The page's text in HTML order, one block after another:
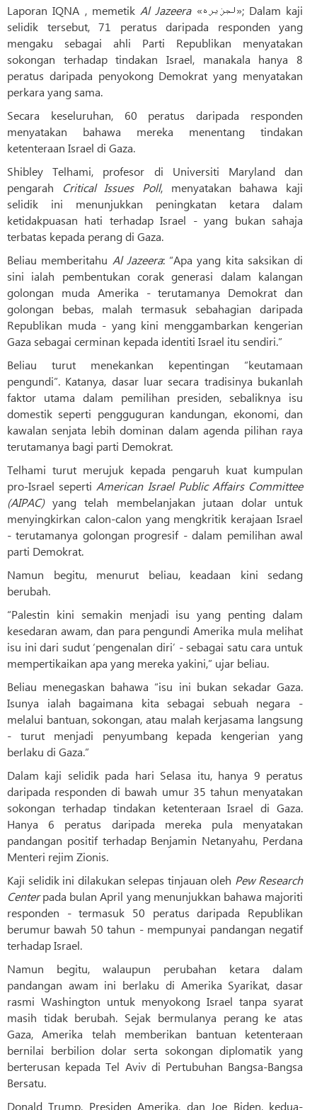
Laporan IQNA , memetik Al Jazeera «لجزیره»; Dalam kaji
selidik tersebut, 71 peratus daripada responden yang
mengaku sebagai ahli Parti Republikan menyatakan
sokongan terhadap tindakan Israel, manakala hanya 8
peratus daripada penyokong Demokrat yang menyatakan
perkara yang sama.
Secara keseluruhan, 60 peratus daripada responden
menyatakan bahawa mereka menentang tindakan
ketenteraan Israel di Gaza.
Shibley Telhami, profesor di Universiti Maryland dan
pengarah Critical Issues Poll, menyatakan bahawa kaji
selidik ini menunjukkan peningkatan ketara dalam
ketidakpuasan hati terhadap Israel - yang bukan sahaja
terbatas kepada perang di Gaza.
Beliau memberitahu Al Jazeera: “Apa yang kita saksikan di
sini ialah pembentukan corak generasi dalam kalangan
golongan muda Amerika - terutamanya Demokrat dan
golongan bebas, malah termasuk sebahagian daripada
Republikan muda - yang kini menggambarkan kengerian
Gaza sebagai cerminan kepada identiti Israel itu sendiri.”
Beliau turut menekankan kepentingan “keutamaan
pengundi”. Katanya, dasar luar secara tradisinya bukanlah
faktor utama dalam pemilihan presiden, sebaliknya isu
domestik seperti pengguguran kandungan, ekonomi, dan
kawalan senjata lebih dominan dalam agenda pilihan raya
terutamanya bagi parti Demokrat.
Telhami turut merujuk kepada pengaruh kuat kumpulan
pro-Israel sepertiAmerican Israel Public Affairs Committee
(AIPAC)yang telah membelanjakan jutaan dolar untuk
menyingkirkan calon-calon yang mengkritik kerajaan Israel
- terutamanya golongan progresif - dalam pemilihan awal
parti Demokrat.
Namun begitu, menurut beliau, keadaan kini sedang
berubah.
“Palestin kini semakin menjadi isu yang penting dalam
kesedaran awam, dan para pengundi Amerika mula melihat
isu ini dari sudut ‘pengenalan diri’ - sebagai satu cara untuk
mempertikaikan apa yang mereka yakini,” ujar beliau.
Beliau menegaskan bahawa “isu ini bukan sekadar Gaza.
Isunya ialah bagaimana kita sebagai sebuah negara -
melalui bantuan, sokongan, atau malah kerjasama langsung
- turut menjadi penyumbang kepada kengerian yang
berlaku di Gaza.”
Dalam kaji selidik pada hari Selasa itu, hanya 9 peratus
daripada responden di bawah umur 35 tahun menyatakan
sokongan terhadap tindakan ketenteraan Israel di Gaza.
Hanya 6 peratus daripada mereka pula menyatakan
pandangan positif terhadap Benjamin Netanyahu, Perdana
Menteri rejim Zionis.
Kaji selidik ini dilakukan selepas tinjauan oleh Pew Research
Centerpada bulan April yang menunjukkan bahawa majoriti
responden - termasuk 50 peratus daripada Republikan
berumur bawah 50 tahun - mempunyai pandangan negatif
terhadap Israel.
Namun begitu, walaupun perubahan ketara dalam
pandangan awam ini berlaku di Amerika Syarikat, dasar
rasmi Washington untuk menyokong Israel tanpa syarat
masih tidak berubah. Sejak bermulanya perang ke atas
Gaza, Amerika telah memberikan bantuan ketenteraan
bernilai berbilion dolar serta sokongan diplomatik yang
berterusan kepada Tel Aviv di Pertubuhan Bangsa-Bangsa
Bersatu.
Donald Trump, Presiden Amerika, dan Joe Biden, kedua-